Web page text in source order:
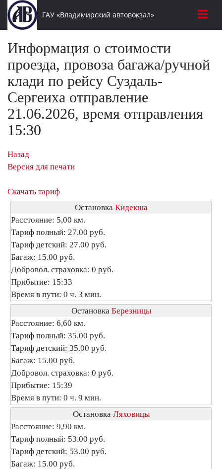
ГАУ «Владимирский автовокзал»
Информация о стоимости
проезда, провоза багажа/ручной
клади по рейсу Суздаль-
Сергеиха отправление
21.06.2026, время отправления
15:30
Назад
Версия для печати
Скачать тариф
Остановка Кидекша
Расстояние: 5,00 км.
Тариф полный: 27.00 руб.
Тариф детский: 27.00 руб.
Багаж: 15.00 руб.
Добровол. страховка: 0 руб.
Прибытие: 15:33
Время в пути: 0 ч. 3 мин.
Остановка Березницы
Расстояние: 6,60 км.
Тариф полный: 35.00 руб.
Тариф детский: 35.00 руб.
Багаж: 15.00 руб.
Добровол. страховка: 0 руб.
Прибытие: 15:39
Время в пути: 0 ч. 9 мин.
Остановка Ляховицы
Расстояние: 9,90 км.
Тариф полный: 53.00 руб.
Тариф детский: 53.00 руб.
Багаж: 15.00 руб.